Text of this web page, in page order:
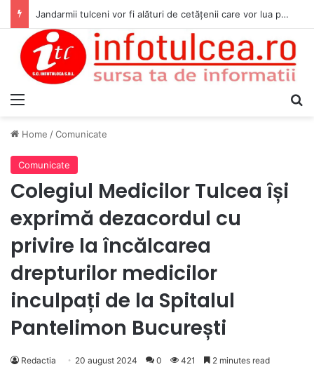
Jandarmii tulceni vor fi alături de cetățenii care vor lua parte la Festivalul Folk Țestos
Home /Comunicate
Comunicate
Colegiul Medicilor Tulcea își
exprimă dezacordul cu
privire la încălcarea
drepturilor medicilor
inculpați de la Spitalul
Pantelimon București
Redactia 20 august 2024 0 421 2 minutes read